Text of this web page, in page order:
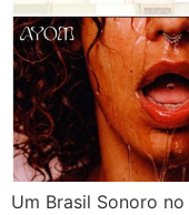
Um Brasil Sonoro